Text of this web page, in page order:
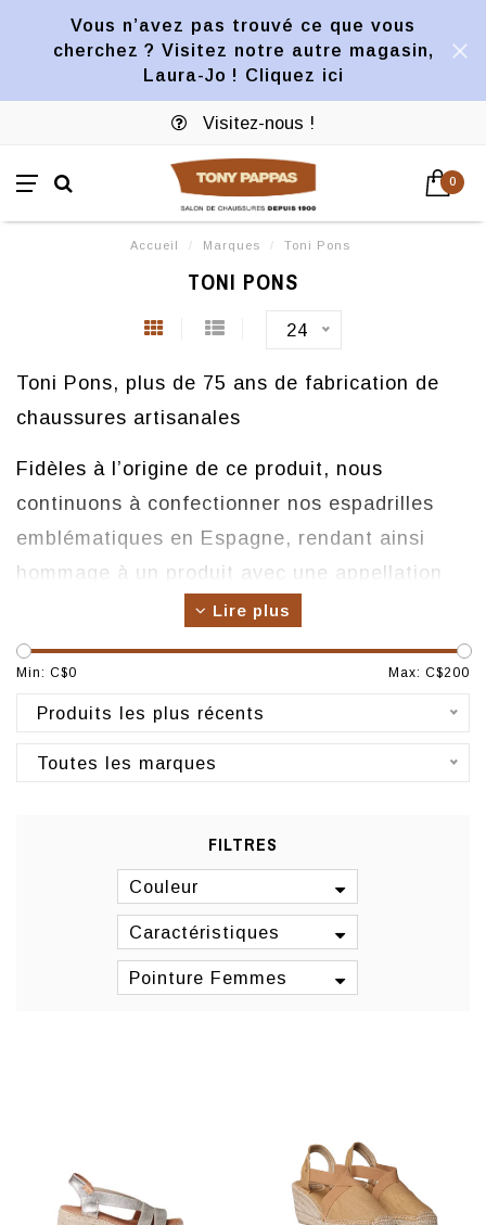
Vous n’avez pas trouvé ce que vous
cherchez ? Visitez notre autre magasin,
Laura-Jo ! Cliquez ici
Visitez-nous !
0
Accueil / Marques / Toni Pons
TONI PONS
24
Toni Pons, plus de 75 ans de fabrication de
chaussures artisanales
Fidèles à l’origine de ce produit, nous
continuons à confectionner nos espadrilles
emblématiques en Espagne, rendant ainsi
hommage à un produit avec une appellation
d’origine. Le processus de fabrication des
espadrilles Toni Pons présente des similitudes
avec l’original, comme la couture à la main de
la semelle en jute avec la tige.
Origine: Espagne
Lire plus
Min: C$0 Max: C$200
Produits les plus récents
Toutes les marques
FILTRES
Couleur
Caractéristiques
Pointure Femmes